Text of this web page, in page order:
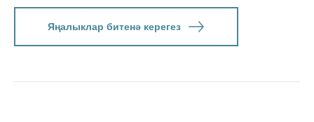
Яңалыклар битенә керегез